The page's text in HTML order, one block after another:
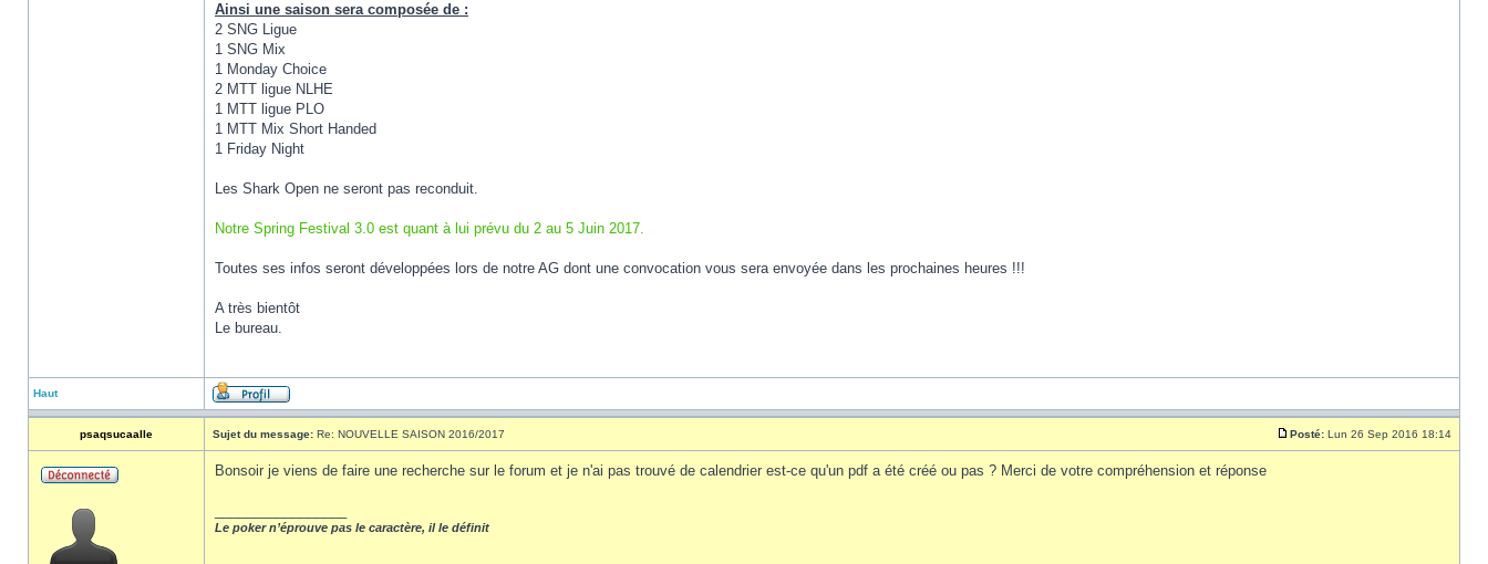
Ainsi une saison sera composée de :
2 SNG Ligue
1 SNG Mix
1 Monday Choice
2 MTT ligue NLHE
1 MTT ligue PLO
1 MTT Mix Short Handed
1 Friday Night
Les Shark Open ne seront pas reconduit.
Notre Spring Festival 3.0 est quant à lui prévu du 2 au 5 Juin 2017.
Toutes ses infos seront développées lors de notre AG dont une convocation vous sera envoyée dans les prochaines heures !!!
A très bientôt
Le bureau.
Haut
psaqsucaalle Sujet du message: Re: NOUVELLE SAISON 2016/2017 Posté: Lun 26 Sep 2016 18:14
Bonsoir je viens de faire une recherche sur le forum et je n'ai pas trouvé de calendrier est-ce qu'un pdf a été créé ou pas ? Merci de votre compréhension et réponse
Le poker n’éprouve pas le caractère, il le définit